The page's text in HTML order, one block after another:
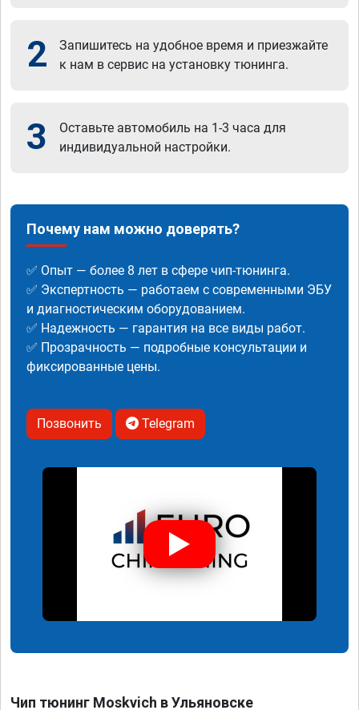
2
Запишитесь на удобное время и приезжайте
к нам в сервис на установку тюнинга.
3
Оставьте автомобиль на 1-3 часа для
индивидуальной настройки.
Почему нам можно доверять?
✅ Опыт — более 8 лет в сфере чип-тюнинга.
✅ Экспертность — работаем с современными ЭБУ
и диагностическим оборудованием.
✅ Надежность — гарантия на все виды работ.
✅ Прозрачность — подробные консультации и
фиксированные цены.
Позвонить Telegram
Чип тюнинг Moskvich в Ульяновске